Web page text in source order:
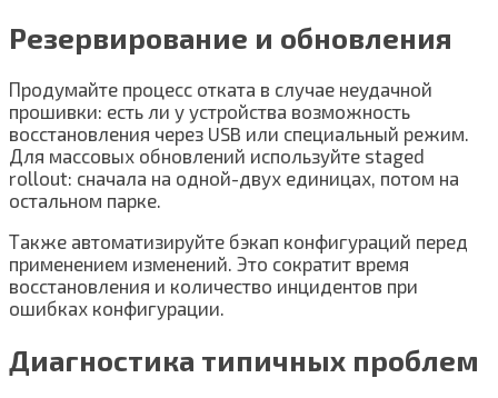
Резервирование и обновления
Продумайте процесс отката в случае неудачной
прошивки: есть ли у устройства возможность
восстановления через USB или специальный режим.
Для массовых обновлений используйте staged
rollout: сначала на одной-двух единицах, потом на
остальном парке.
Также автоматизируйте бэкап конфигураций перед
применением изменений. Это сократит время
восстановления и количество инцидентов при
ошибках конфигурации.
Диагностика типичных проблем